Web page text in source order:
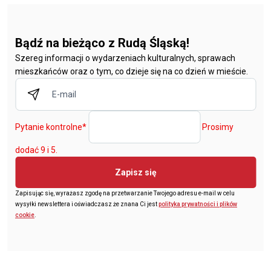
Bądź na bieżąco z Rudą Śląską!
Szereg informacji o wydarzeniach kulturalnych, sprawach
mieszkańców oraz o tym, co dzieje się na co dzień w mieście.
Pytanie kontrolne* Prosimy
dodać 9 i 5.
Zapisz się
Zapisując się, wyrażasz zgodę na przetwarzanie Twojego adresu e-mail w celu
wysyłki newslettera i oświadczasz że znana Ci jestpolityka prywatności i plików
cookie